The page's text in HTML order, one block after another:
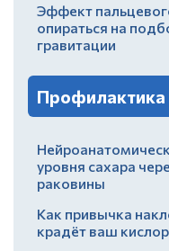
Эффект
опираться на
гравитации
Профилактика
уровня сахара
раковины
Как привычка
крадёт ваш